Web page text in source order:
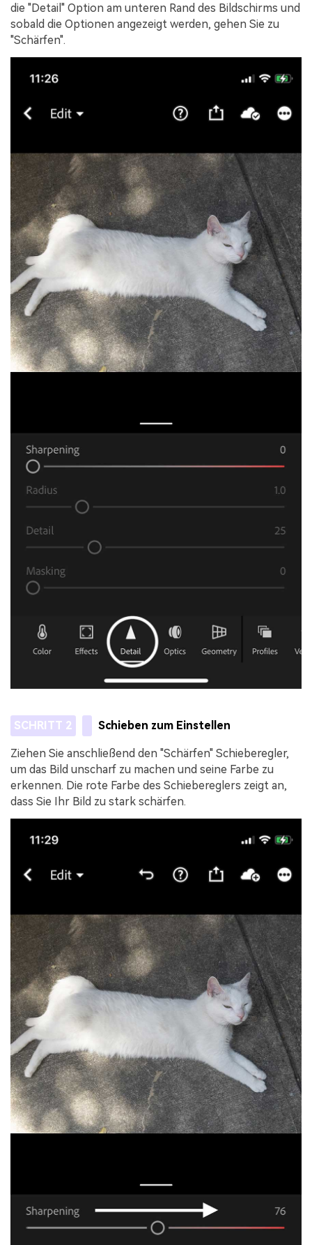
die "Detail" Option am unteren Rand des Bildschirms und
sobald die Optionen angezeigt werden, gehen Sie zu
"Schärfen".
SCHRITT 2 Schieben zum Einstellen
Ziehen Sie anschließend den "Schärfen" Schieberegler,
um das Bild unscharf zu machen und seine Farbe zu
erkennen. Die rote Farbe des Schiebereglers zeigt an,
dass Sie Ihr Bild zu stark schärfen.